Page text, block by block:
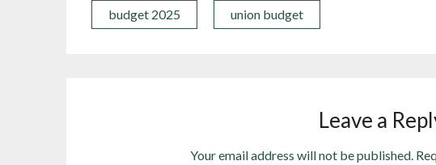
budget 2025 union budget
Leave a
Your email address will not be published.